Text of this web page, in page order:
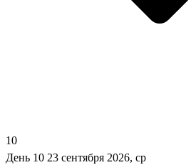
10
День 10 23 сентября 2026, ср